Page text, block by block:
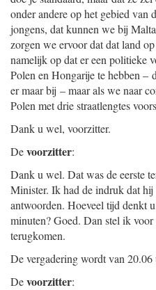
onder andere op het gebied van
jongens, dat kunnen we bij
zorgen we ervoor dat dat land
namelijk op dat er een politieke
Polen en Hongarije te hebben –
er maar bij – maar als we naar
Polen met drie straatlengtes
Dank u wel, voorzitter.
Devoorzitter:
Dank u wel. Dat was de eerste
Minister. Ik had de indruk dat hij
antwoorden. Hoeveel tijd denkt
minuten? Goed. Dan stel ik
terugkomen.
De vergadering wordt van
Devoorzitter: